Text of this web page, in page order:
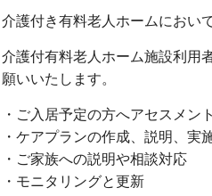
介護付き有料老人ホームにおい
介護付有料老人ホーム施設利用
願いいたします。
・ご入居予定の方へアセスメン
・ケアプランの作成、説明、実
・ご家族への説明や相談対応
・モニタリングと更新